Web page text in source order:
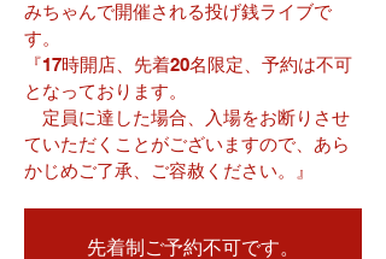
みちゃんで開催される投げ銭ライブで
す。
『17時開店、先着20名限定、予約は不可
となっております。
定員に達した場合、入場をお断りさせ
ていただくことがございますので、あら
かじめご了承、ご容赦ください。』
先着制ご予約不可です。